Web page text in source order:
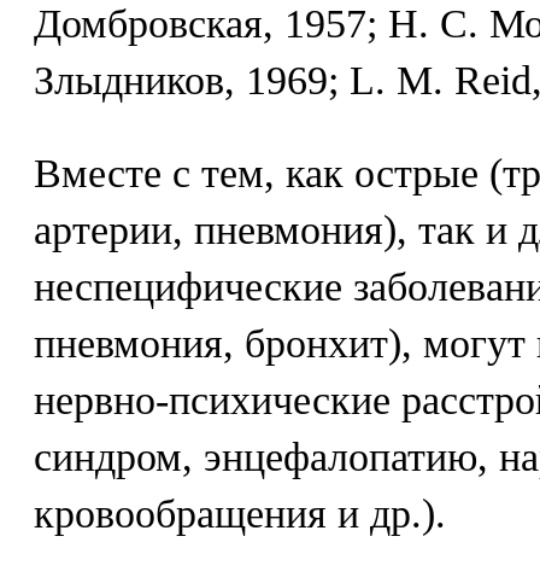
Домбровская, 1957; Н. С.
Злыдников, 1969; L. M.
Вместе с тем, как острые
артерии, пневмония), так и
неспецифические
пневмония, бронхит), могут
нервно-психические
синдром, энцефалопатию,
кровообращения и др.).